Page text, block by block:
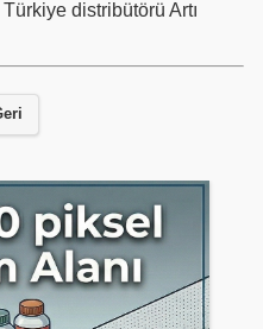
distribütörü Artı